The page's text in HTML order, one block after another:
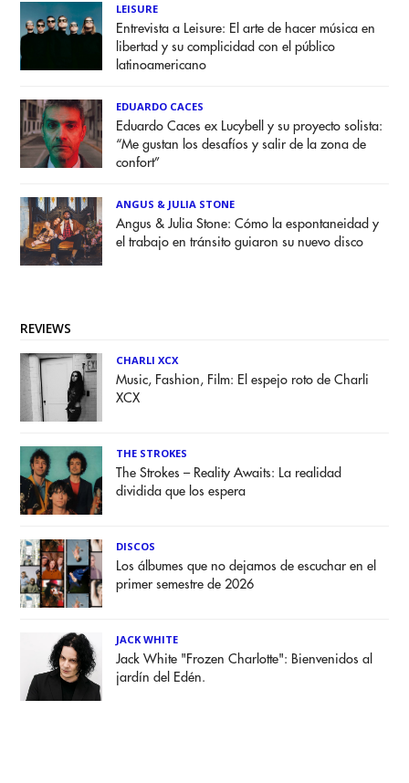
LEISURE
Entrevista a Leisure: El arte de hacer música en
libertad y su complicidad con el público
latinoamericano
EDUARDO CACES
Eduardo Caces ex Lucybell y su proyecto solista:
“Me gustan los desafíos y salir de la zona de
confort”
ANGUS & JULIA STONE
Angus & Julia Stone: Cómo la espontaneidad y
el trabajo en tránsito guiaron su nuevo disco
REVIEWS
CHARLI XCX
Music, Fashion, Film: El espejo roto de Charli
XCX
THE STROKES
The Strokes – Reality Awaits: La realidad
dividida que los espera
DISCOS
Los álbumes que no dejamos de escuchar en el
primer semestre de 2026
JACK WHITE
Jack White "Frozen Charlotte": Bienvenidos al
jardín del Edén.